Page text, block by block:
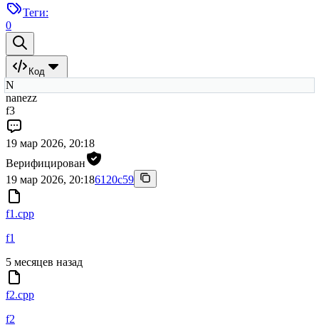
Теги:
0
Код
N
nanezz
f3
19 мар 2026, 20:18
Верифицирован
19 мар 2026, 20:186120c59
f1.cpp
f1
5 месяцев назад
f2.cpp
f2